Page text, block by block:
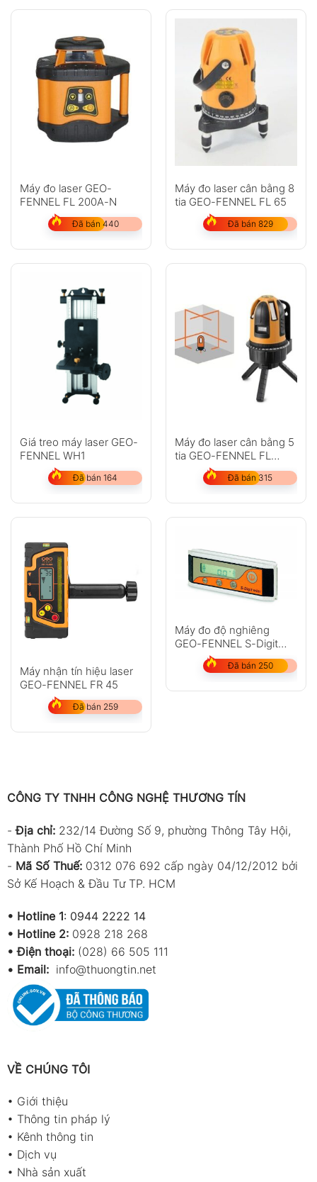
Máy đo laser GEO-
FENNEL FL 200A-N
Đã bán 440
Máy đo laser cân bằng 8
tia GEO-FENNEL FL 65
Đã bán 829
Giá treo máy laser GEO-
FENNEL WH1
Đã bán 164
Máy đo laser cân bằng 5
tia GEO-FENNEL FL
Đã bán 315
Máy nhận tín hiệu laser
GEO-FENNEL FR 45
Đã bán 259
Máy đo độ nghiêng
GEO-FENNEL S-Digit
Đã bán 250
CÔNG TY TNHH CÔNG NGHỆ THƯƠNG TÍN
-Địa chỉ: 232/14 Đường Số 9, phường Thông Tây Hội,
Thành Phố Hồ Chí Minh
- Mã Số Thuế: 0312 076 692 cấp ngày 04/12/2012 bởi
Sở Kế Hoạch & Đầu Tư TP. HCM
• Hotline 1: 0944 2222 14
• Hotline 2: 0928 218 268
• Điện thoại: (028) 66 505 111
• Email: info@thuongtin.net
VỀ CHÚNG TÔI
• Giới thiệu
• Thông tin pháp lý
• Kênh thông tin
• Dịch vụ
• Nhà sản xuất